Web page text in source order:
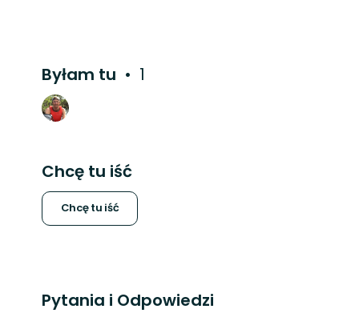
Byłam tu 1
Chcę tu iść
Chcę tu iść
Pytania i Odpowiedzi